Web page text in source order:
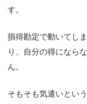
す。
損得勘定で動いてし
り、自分の得になら
ん。
そもそも気遣いとい